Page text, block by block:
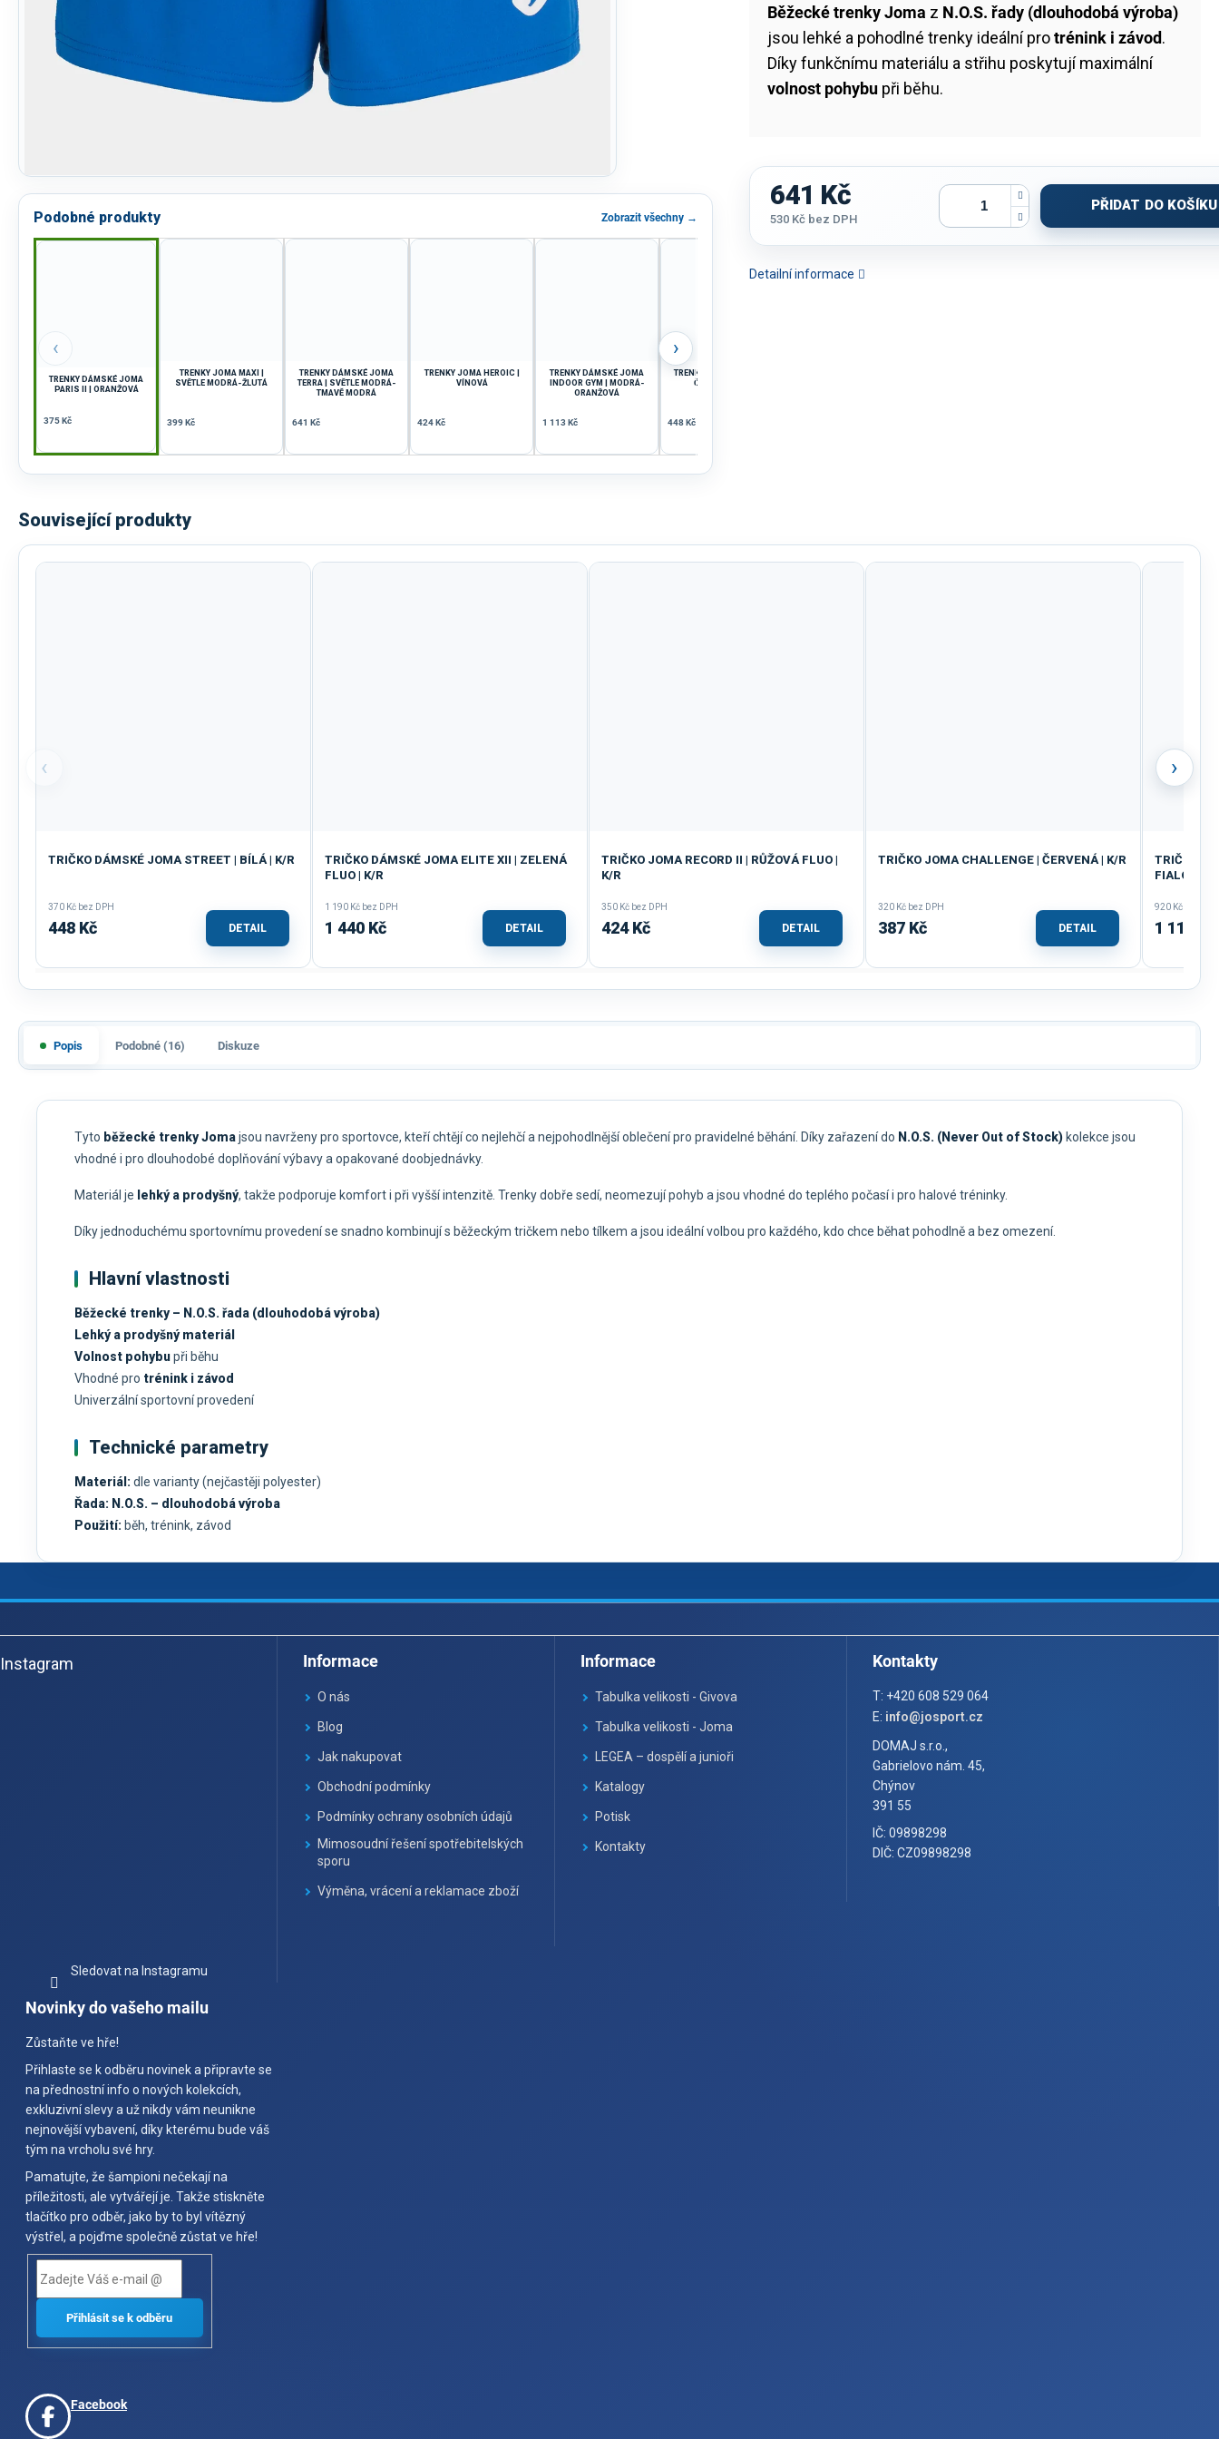
Podobné produkty Zobrazit všechny →
‹
TRENKY DÁMSKÉ JOMA
PARIS II | ORANŽOVÁ
375 Kč
TRENKY JOMA MAXI |
SVĚTLE MODRÁ-ŽLUTÁ
399 Kč
TRENKY DÁMSKÉ JOMA
TERRA | SVĚTLE MODRÁ-
TMAVĚ MODRÁ
641 Kč
TRENKY JOMA HEROIC |
VÍNOVÁ
424 Kč
TRENKY DÁMSKÉ JOMA
INDOOR GYM | MODRÁ-
ORANŽOVÁ
1 113 Kč
TRENKY JOMA TOKIO II |
ČERNÁ-ŽLUTÁ
448 Kč
›
Běžecké trenky Joma z N.O.S. řady (dlouhodobá výroba)
jsou lehké a pohodlné trenky ideální protrénink i závod.
Díky funkčnímu materiálu a střihu poskytují maximální
volnost pohybu při běhu.
Detailní informace
641 Kč
530 Kč bez DPH
PŘIDAT DO KOŠÍKU
Související produkty
‹
TRIČKO DÁMSKÉ JOMA STREET | BÍLÁ | K/R
370 Kč bez DPH
448 Kč DETAIL
TRIČKO DÁMSKÉ JOMA ELITE XII | ZELENÁ
FLUO | K/R
1 190 Kč bez DPH
1 440 Kč DETAIL
TRIČKO JOMA RECORD II | RŮŽOVÁ FLUO |
K/R
350 Kč bez DPH
424 Kč DETAIL
TRIČKO JOMA CHALLENGE | ČERVENÁ | K/R
320 Kč bez DPH
387 Kč DETAIL
TRIČKO
FIALOVÁ |
920 Kč bez
1 113 Kč
›
Popis Podobné (16) Diskuze
Tyto běžecké trenky Jomajsou navrženy pro sportovce, kteří chtějí co nejlehčí a nejpohodlnější oblečení pro pravidelné běhání. Díky zařazení do N.O.S. (Never Out of Stock) kolekce jsou
vhodné i pro dlouhodobé doplňování výbavy a opakované doobjednávky.
Materiál je lehký a prodyšný, takže podporuje komfort i při vyšší intenzitě. Trenky dobře sedí, neomezují pohyb a jsou vhodné do teplého počasí i pro halové tréninky.
Díky jednoduchému sportovnímu provedení se snadno kombinují s běžeckým tričkem nebo tílkem a jsou ideální volbou pro každého, kdo chce běhat pohodlně a bez omezení.
Hlavní vlastnosti
Běžecké trenky – N.O.S. řada (dlouhodobá výroba)
Lehký a prodyšný materiál
Volnost pohybupři běhu
Vhodné pro trénink i závod
Univerzální sportovní provedení
Technické parametry
Materiál: dle varianty (nejčastěji polyester)
Řada: N.O.S. – dlouhodobá výroba
Použití: běh, trénink, závod
á
pInstagram
Sledovat na Instagramu
Informace
O nás
Blog
Jak nakupovat
Obchodní podmínky
Podmínky ochrany osobních údajů
Mimosoudní řešení spotřebitelských
sporu
Výměna, vrácení a reklamace zboží
Informace
Tabulka velikosti - Givova
Tabulka velikosti - Joma
LEGEA – dospělí a junioři
Katalogy
Potisk
Kontakty
Kontakty
T: +420 608 529 064
E: info@josport.cz
DOMAJ s.r.o.,
Gabrielovo nám. 45,
Chýnov
391 55
IČ: 09898298
DIČ: CZ09898298
Novinky do vašeho mailu
Zůstaňte ve hře!
Přihlaste se k odběru novinek a připravte se
na přednostní info o nových kolekcích,
exkluzivní slevy a už nikdy vám neunikne
nejnovější vybavení, díky kterému bude váš
tým na vrcholu své hry.
Pamatujte, že šampioni nečekají na
příležitosti, ale vytvářejí je. Takže stiskněte
tlačítko pro odběr, jako by to byl vítězný
výstřel, a pojďme společně zůstat ve hře!
Facebook